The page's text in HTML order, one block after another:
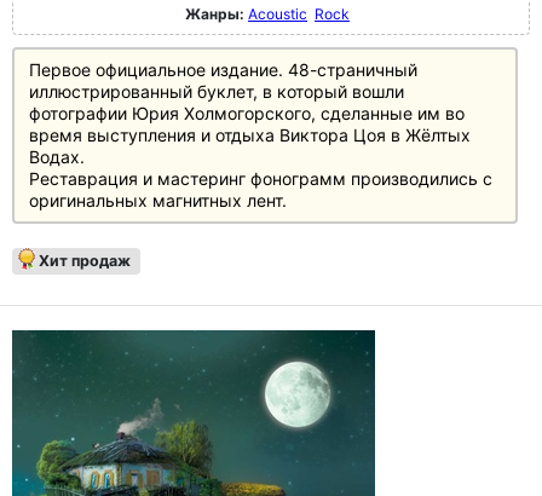
Жанры: Acoustic Rock
Первое официальное издание. 48-страничный
иллюстрированный буклет, в который вошли
фотографии Юрия Холмогорского, сделанные им во
время выступления и отдыха Виктора Цоя в Жёлтых
Водах.
Реставрация и мастеринг фонограмм производились с
оригинальных магнитных лент.
Хит продаж